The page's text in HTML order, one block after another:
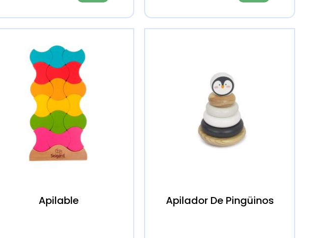
Apilable Apilador De Pingüinos